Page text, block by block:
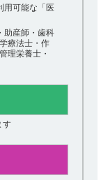
意事項につい
注意事項につ
意事項につい
用可能な「医
助産師・歯科
療法士・作
理栄養士・
す